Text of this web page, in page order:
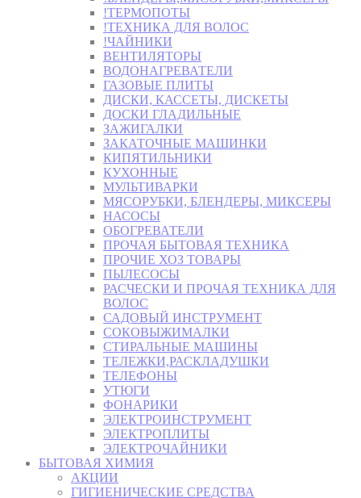
!ТЕРМОПОТЫ
!ТЕХНИКА ДЛЯ ВОЛОС
!ЧАЙНИКИ
ВЕНТИЛЯТОРЫ
ВОДОНАГРЕВАТЕЛИ
ГАЗОВЫЕ ПЛИТЫ
ДИСКИ, КАССЕТЫ, ДИСКЕТЫ
ДОСКИ ГЛАДИЛЬНЫЕ
ЗАЖИГАЛКИ
ЗАКАТОЧНЫЕ МАШИНКИ
КИПЯТИЛЬНИКИ
КУХОННЫЕ
МУЛЬТИВАРКИ
МЯСОРУБКИ, БЛЕНДЕРЫ, МИКСЕРЫ
НАСОСЫ
ОБОГРЕВАТЕЛИ
ПРОЧАЯ БЫТОВАЯ ТЕХНИКА
ПРОЧИЕ ХОЗ ТОВАРЫ
ПЫЛЕСОСЫ
РАСЧЕСКИ И ПРОЧАЯ ТЕХНИКА ДЛЯ
ВОЛОС
САДОВЫЙ ИНСТРУМЕНТ
СОКОВЫЖИМАЛКИ
СТИРАЛЬНЫЕ МАШИНЫ
ТЕЛЕЖКИ,РАСКЛАДУШКИ
ТЕЛЕФОНЫ
УТЮГИ
ФОНАРИКИ
ЭЛЕКТРОИНСТРУМЕНТ
ЭЛЕКТРОПЛИТЫ
ЭЛЕКТРОЧАЙНИКИ
БЫТОВАЯ ХИМИЯ
АКЦИИ
ГИГИЕНИЧЕСКИЕ СРЕДСТВА